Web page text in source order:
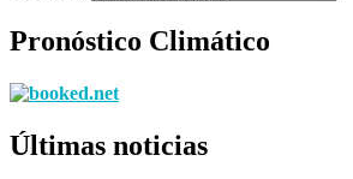
Pronóstico Climático
Últimas noticias